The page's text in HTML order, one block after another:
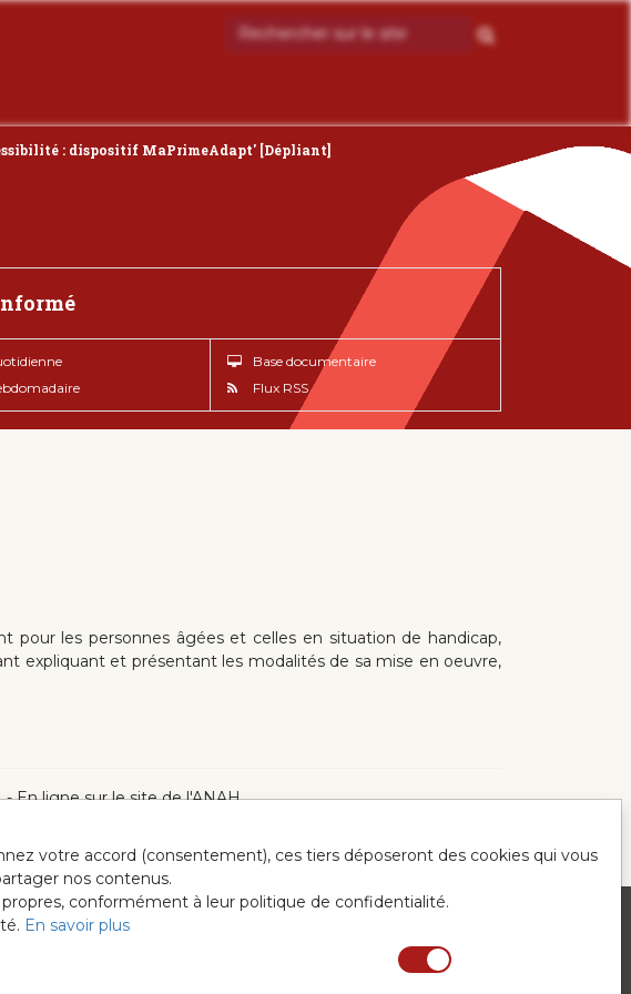
: dispositif MaPrimeAdapt' [Dépliant]
Base documentaire
Flux RSS
pour les personnes âgées et celles en situation de handicap,
expliquant et présentant les modalités de sa mise en oeuvre,
- En ligne sur le site de l'ANAH
votre accord (consentement), ces tiers déposeront des cookies qui vous
nos contenus.
conformément à leur politique de confidentialité.
En savoir plus